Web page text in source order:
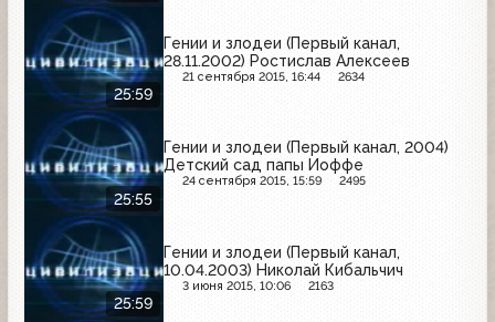
25:59
Гении и злодеи (Первый канал,
28.11.2002) Ростислав Алексеев
21 сентября 2015, 16:44 2634
25:55
Гении и злодеи (Первый канал, 2004)
Детский сад папы Иоффе
24 сентября 2015, 15:59 2495
25:59
Гении и злодеи (Первый канал,
10.04.2003) Николай Кибальчич
3 июня 2015, 10:06 2163